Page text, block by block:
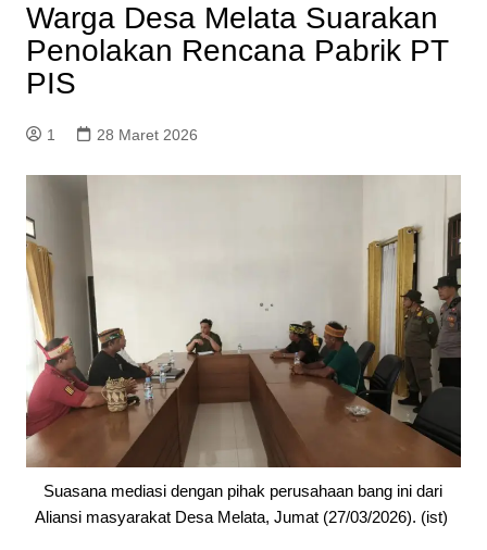
Warga Desa Melata Suarakan
Penolakan Rencana Pabrik PT
PIS
1 28 Maret 2026
Suasana mediasi dengan pihak perusahaan bang ini dari
Aliansi masyarakat Desa Melata, Jumat (27/03/2026). (ist)